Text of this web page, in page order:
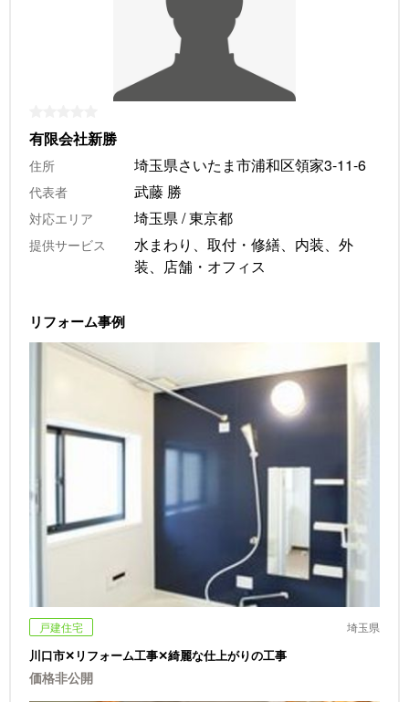
有限会社新勝
住所 埼玉県さいたま市浦和区領家3-11-6
代表者 武藤 勝
対応エリア 埼玉県 / 東京都
提供サービス
水まわり、取付・修繕、内装、外
装、店舗・オフィス
リフォーム事例
戸建住宅 埼玉県
川口市✕リフォーム工事✕綺麗な仕上がりの工事
価格非公開